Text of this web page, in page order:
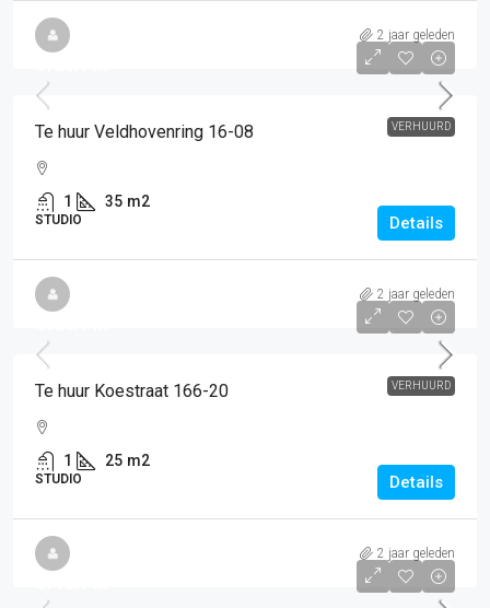
2 jaar geleden
VERHUURD
Te huur Veldhovenring 16-08
1 35 m2
STUDIO Details
2 jaar geleden
VERHUURD
Te huur Koestraat 166-20
1 25 m2
STUDIO Details
2 jaar geleden